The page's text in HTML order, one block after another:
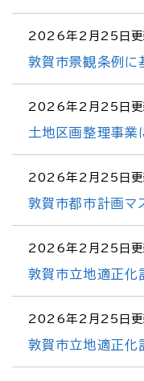
2026年2月25日更
敦賀市景観条例に
2026年2月25日更
土地区画整理事業
2026年2月25日更
敦賀市都市計画マ
2026年2月25日更
敦賀市立地適正化
2026年2月25日更
敦賀市立地適正化